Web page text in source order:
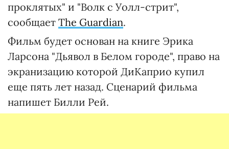
проклятых" и "Волк с Уолл-стрит",
сообщает The Guardian.
Фильм будет основан на книге Эрика
Ларсона "Дьявол в Белом городе", право на
экранизацию которой ДиКаприо купил
еще пять лет назад. Сценарий фильма
напишет Билли Рей.